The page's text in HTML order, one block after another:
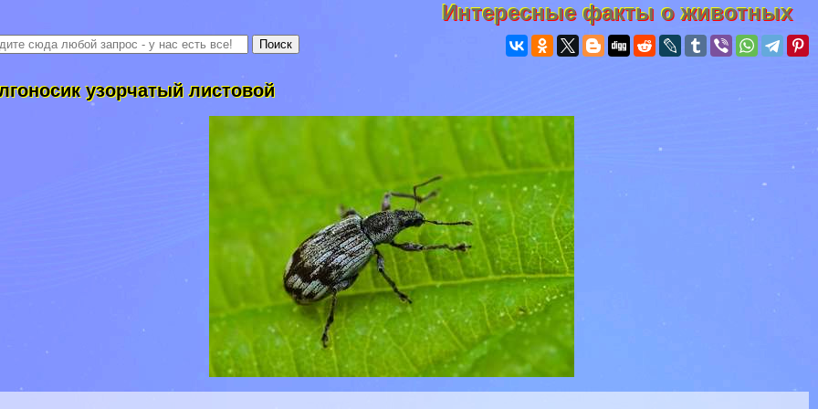
Интересные факты о животных
узорчатый листовой